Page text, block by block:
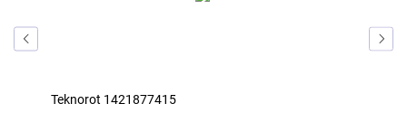
Teknorot 1421877415